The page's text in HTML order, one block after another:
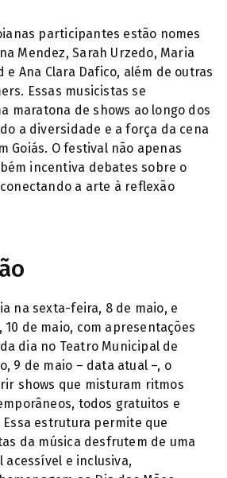
participantes estão nomes
Mendez, Sarah Urzedo, Maria
e Ana Clara Dafico, além de outras
Essas musicistas se
maratona de shows ao longo dos
a diversidade e a força da cena
Goiás. O festival não apenas
incentiva debates sobre o
a arte à reflexão
na sexta-feira, 8 de maio, e
de maio, com apresentações
dia no Teatro Municipal de
9 de maio – data atual –, o
shows que misturam ritmos
todos gratuitos e
estrutura permite que
da música desfrutem de uma
acessível e inclusiva,